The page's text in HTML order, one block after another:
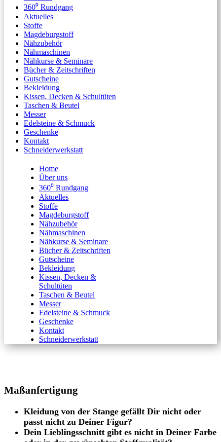
360⁰ Rundgang
Aktuelles
Stoffe
Magdeburgstoff
Nähzubehör
Nähmaschinen
Nähkurse & Seminare
Bücher & Zeitschriften
Gutscheine
Bekleidung
Kissen, Decken & Schultüten
Taschen & Beutel
Messer
Edelsteine & Schmuck
Geschenke
Kontakt
Schneiderwerkstatt
Home
Über uns
360⁰ Rundgang
Aktuelles
Stoffe
Magdeburgstoff
Nähzubehör
Nähmaschinen
Nähkurse & Seminare
Bücher & Zeitschriften
Gutscheine
Bekleidung
Kissen, Decken &
Schultüten
Taschen & Beutel
Messer
Edelsteine & Schmuck
Geschenke
Kontakt
Schneiderwerkstatt
Maßanfertigung
Kleidung von der Stange gefällt Dir nicht oder
passt nicht zu Deiner Figur?
Dein Lieblingsschnitt gibt es nicht in Deiner Farbe